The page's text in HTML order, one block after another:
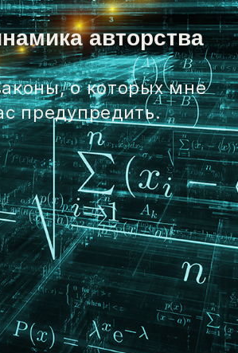
авторства
о которых мне
предупредить.